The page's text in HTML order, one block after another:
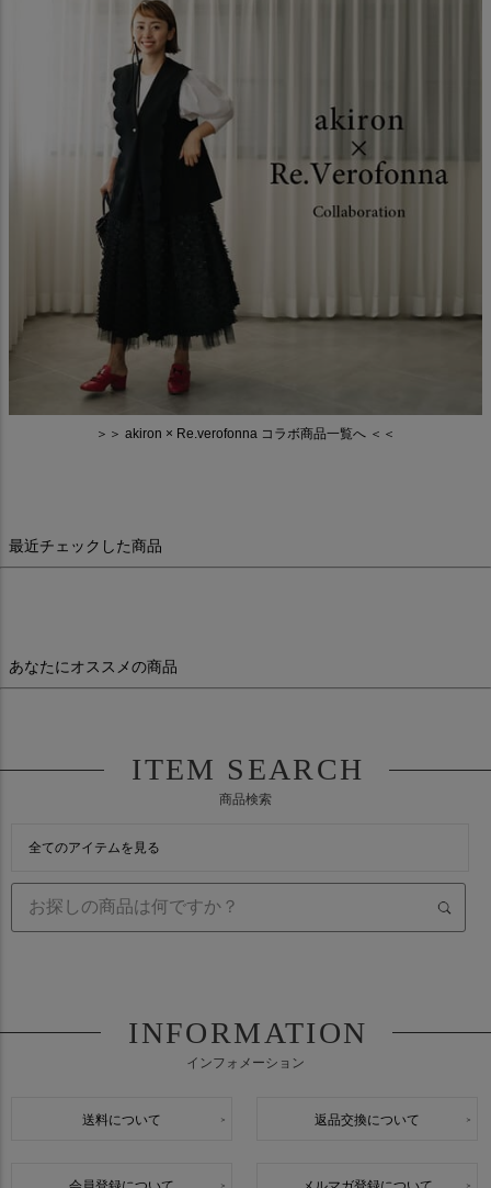
＞＞ akiron × Re.verofonna コラボ商品一覧へ ＜＜
最近チェックした商品
あなたにオススメの商品
ITEM SEARCH
商品検索
全てのアイテムを見る
INFORMATION
インフォメーション
送料について 返品交換について